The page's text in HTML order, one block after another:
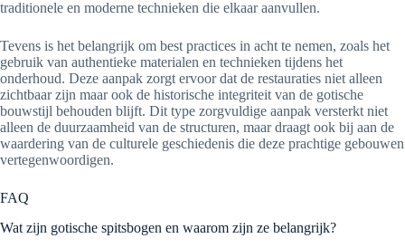
traditionele en moderne technieken die elkaar aanvullen.
Tevens is het belangrijk om best practices in acht te nemen, zoals het
gebruik van authentieke materialen en technieken tijdens het
onderhoud. Deze aanpak zorgt ervoor dat de restauraties niet alleen
zichtbaar zijn maar ook de historische integriteit van de gotische
bouwstijl behouden blijft. Dit type zorgvuldige aanpak versterkt niet
alleen de duurzaamheid van de structuren, maar draagt ook bij aan de
waardering van de culturele geschiedenis die deze prachtige gebouwen
vertegenwoordigen.
FAQ
Wat zijn gotische spitsbogen en waarom zijn ze belangrijk?